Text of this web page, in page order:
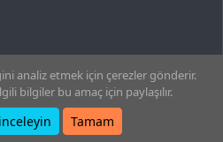
analiz etmek için çerezler gönderir.
bilgiler bu amaç için paylaşılır.
Tamam